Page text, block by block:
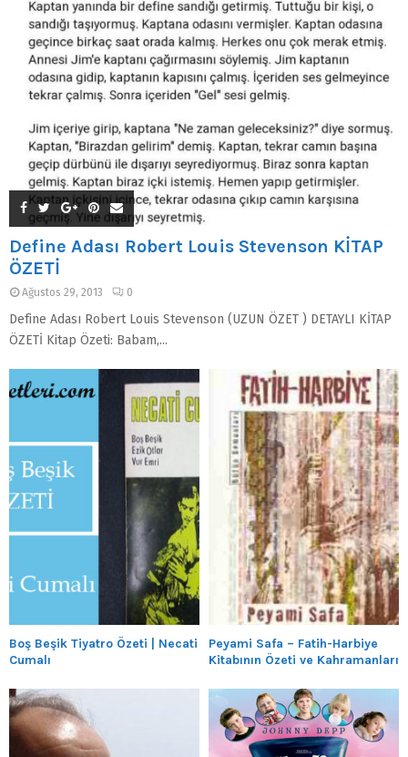
Define Adası Robert Louis Stevenson KİTAP
ÖZETİ
Ağustos 29, 2013 0
Define Adası Robert Louis Stevenson (UZUN ÖZET ) DETAYLI KİTAP
ÖZETİ Kitap Özeti: Babam,...
Boş Beşik Tiyatro Özeti | Necati
Cumalı
Peyami Safa – Fatih-Harbiye
Kitabının Özeti ve Kahramanları